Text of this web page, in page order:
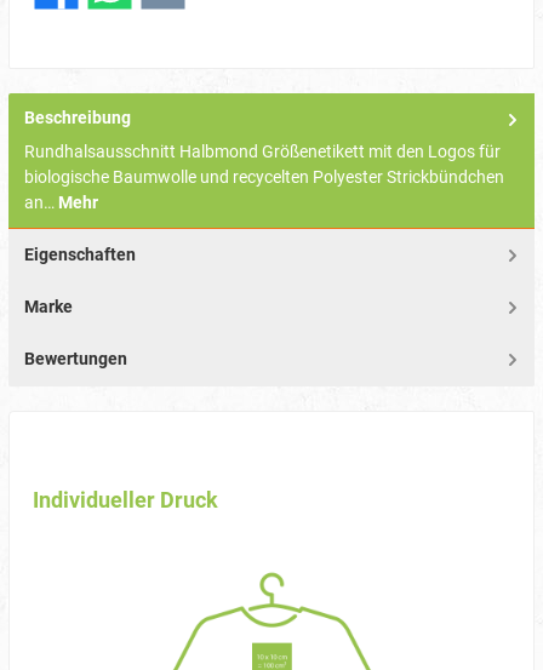
Beschreibung
Rundhalsausschnitt Halbmond Größenetikett mit den Logos für
biologische Baumwolle und recycelten Polyester Strickbündchen
an… Mehr
Eigenschaften
Marke
Bewertungen
Individueller Druck